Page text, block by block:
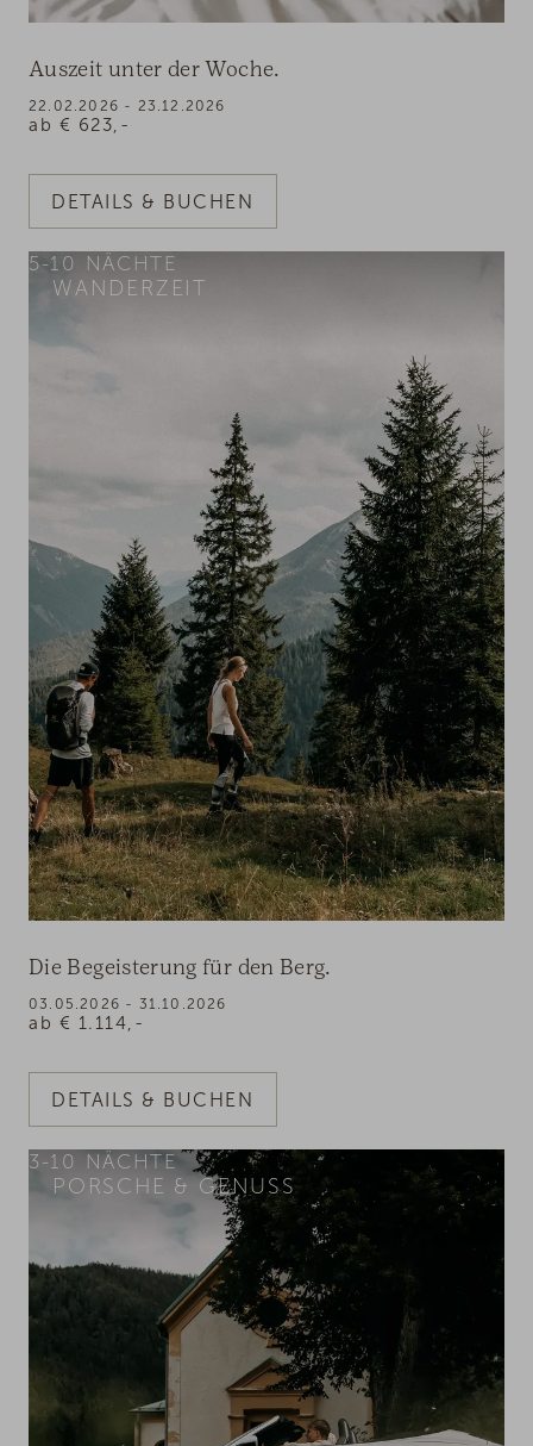
Auszeit unter der Woche.
ab € 623,-
22.02.2026 - 23.12.2026
DETAILS & BUCHEN
WANDERZEIT
5-10 NÄCHTE
Die Begeisterung für den Berg.
ab € 1.114,-
03.05.2026 - 31.10.2026
DETAILS & BUCHEN
PORSCHE & GENUSS
3-10 NÄCHTE